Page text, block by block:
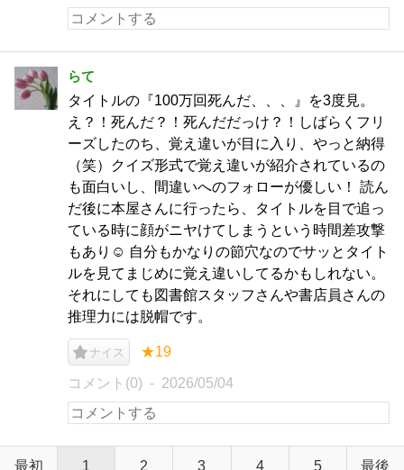
らて
タイトルの『100万回死んだ、、、』を3度見。
え？！死んだ？！死んだだっけ？！しばらくフリ
ーズしたのち、覚え違いが目に入り、やっと納得
（笑）クイズ形式で覚え違いが紹介されているの
も面白いし、間違いへのフォローが優しい！ 読ん
だ後に本屋さんに行ったら、タイトルを目で追っ
ている時に顔がニヤけてしまうという時間差攻撃
もあり☺︎ 自分もかなりの節穴なのでサッとタイト
ルを見てまじめに覚え違いしてるかもしれない。
それにしても図書館スタッフさんや書店員さんの
推理力には脱帽です。
ナイス ★19
コメント(0) 2026/05/04
最初 1 2 3 4 5 最後